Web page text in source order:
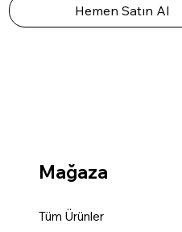
Hemen Satın Al
Mağaza
Tüm Ürünler